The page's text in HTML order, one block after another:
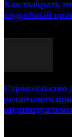
Как выбрать
подробный
реализации